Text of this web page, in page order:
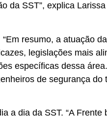
da SST”, explica
resumo, a atuação
legislações mais
específicas dessa
de segurança do
a dia da SST. “A Frente